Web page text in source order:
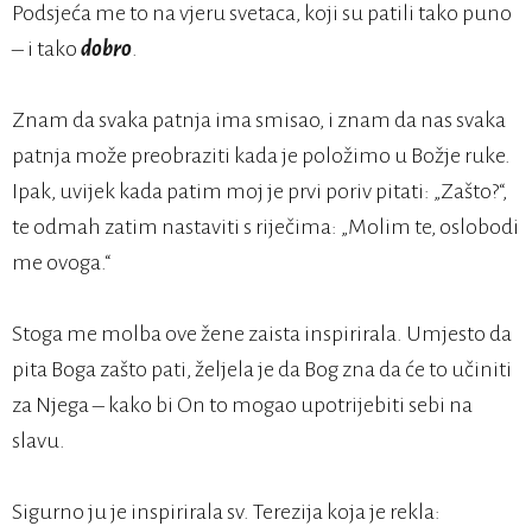
Podsjeća me to na vjeru svetaca, koji su patili tako puno
– i tako dobro.
Znam da svaka patnja ima smisao, i znam da nas svaka
patnja može preobraziti kada je položimo u Božje ruke.
Ipak, uvijek kada patim moj je prvi poriv pitati: „Zašto?“,
te odmah zatim nastaviti s riječima: „Molim te, oslobodi
me ovoga.“
Stoga me molba ove žene zaista inspirirala. Umjesto da
pita Boga zašto pati, željela je da Bog zna da će to učiniti
za Njega – kako bi On to mogao upotrijebiti sebi na
slavu.
Sigurno ju je inspirirala sv. Terezija koja je rekla: